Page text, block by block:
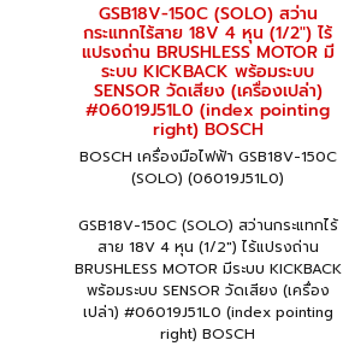
GSB18V-150C (SOLO) สว่าน
กระแทกไร้สาย 18V 4 หุน (1/2") ไร้
แปรงถ่าน BRUSHLESS MOTOR มี
ระบบ KICKBACK พร้อมระบบ
SENSOR วัดเสียง (เครื่องเปล่า)
#06019J51L0 (index pointing
right) BOSCH
BOSCH เครื่องมือไฟฟ้า GSB18V-150C
(SOLO) (06019J51L0)
GSB18V-150C (SOLO) สว่านกระแทกไร้
สาย 18V 4 หุน (1/2") ไร้แปรงถ่าน
BRUSHLESS MOTOR มีระบบ KICKBACK
พร้อมระบบ SENSOR วัดเสียง (เครื่อง
เปล่า) #06019J51L0 (index pointing
right) BOSCH